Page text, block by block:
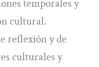
temporales y
cultural.
reflexión y de
culturales y